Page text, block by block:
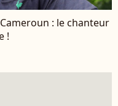
: le chanteur
!